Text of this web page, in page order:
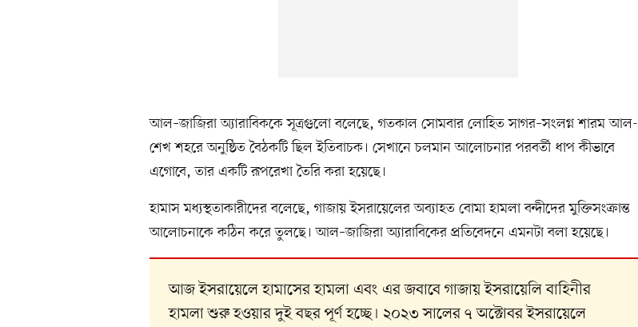
আল–জাজিরা অ্যারাবিককে সূত্রগুলো বলেছে, গতকাল সোমবার লোহিত সাগর–সংলগ্ন শারম আল-
শেখ শহরে অনুষ্ঠিত বৈঠকটি ছিল ইতিবাচক। সেখানে চলমান আলোচনার পরবর্তী ধাপ কীভাবে
এগোবে, তার একটি রূপরেখা তৈরি করা হয়েছে।
হামাস মধ্যস্থতাকারীদের বলেছে, গাজায় ইসরায়েলের অব্যাহত বোমা হামলা বন্দীদের মুক্তিসংক্রান্ত
আলোচনাকে কঠিন করে তুলছে। আল–জাজিরা অ্যারাবিকের প্রতিবেদনে এমনটা বলা হয়েছে।
আজ ইসরায়েলে হামাসের হামলা এবং এর জবাবে গাজায় ইসরায়েলি বাহিনীর
হামলা শুরু হওয়ার দুই বছর পূর্ণ হচ্ছে। ২০২৩ সালের ৭ অক্টোবর ইসরায়েলে